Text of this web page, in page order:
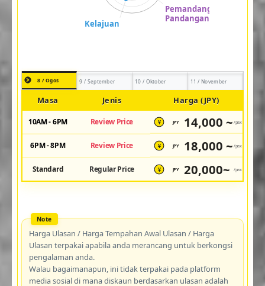
8 / Ogos 9 / September 10 / Oktober 11 / November
Masa Jenis Harga (JPY)
10AM - 6PM Review Price ¥ JPY 14,000 ~ /pax
6PM - 8PM Review Price ¥ JPY 18,000 ~ /pax
Standard Regular Price ¥ JPY 20,000~ /pax
Harga Ulasan / Harga Tempahan Awal Ulasan / Harga
Ulasan terpakai apabila anda merancang untuk berkongsi
pengalaman anda.
Walau bagaimanapun, ini tidak terpakai pada platform
media sosial di mana diskaun berdasarkan ulasan adalah